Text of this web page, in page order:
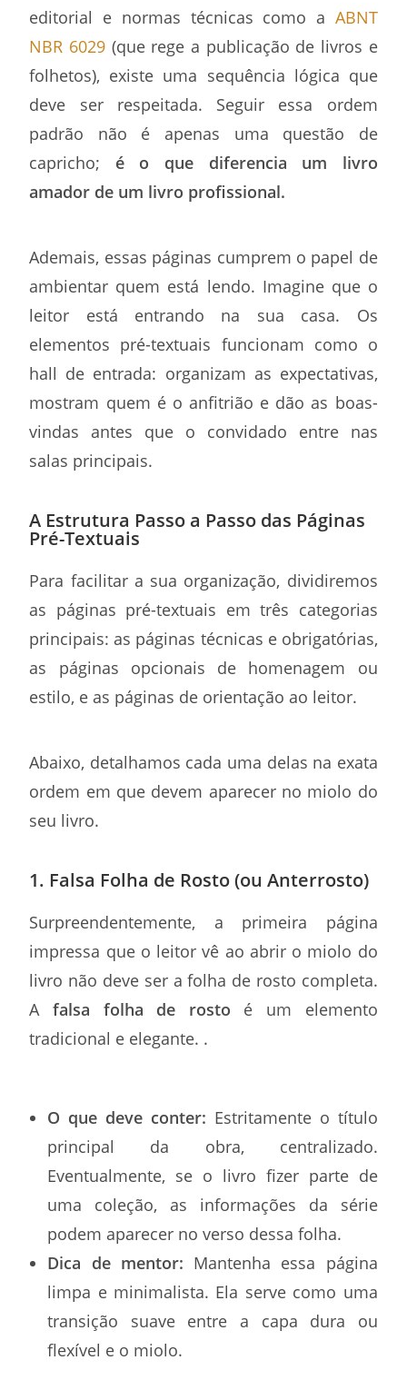
editorial e normas técnicas como a ABNT
NBR 6029 (que rege a publicação de livros e
folhetos), existe uma sequência lógica que
deve ser respeitada. Seguir essa ordem
padrão não é apenas uma questão de
capricho; é o que diferencia um livro
amador de um livro profissional.
Ademais, essas páginas cumprem o papel de
ambientar quem está lendo. Imagine que o
leitor está entrando na sua casa. Os
elementos pré-textuais funcionam como o
hall de entrada: organizam as expectativas,
mostram quem é o anfitrião e dão as boas-
vindas antes que o convidado entre nas
salas principais.
A Estrutura Passo a Passo das Páginas
Pré-Textuais
Para facilitar a sua organização, dividiremos
as páginas pré-textuais em três categorias
principais: as páginas técnicas e obrigatórias,
as páginas opcionais de homenagem ou
estilo, e as páginas de orientação ao leitor.
Abaixo, detalhamos cada uma delas na exata
ordem em que devem aparecer no miolo do
seu livro.
1. Falsa Folha de Rosto (ou Anterrosto)
Surpreendentemente, a primeira página
impressa que o leitor vê ao abrir o miolo do
livro não deve ser a folha de rosto completa.
Afalsa folha de rosto é um elemento
tradicional e elegante. .
O que deve conter: Estritamente o título
principal da obra, centralizado.
Eventualmente, se o livro fizer parte de
uma coleção, as informações da série
podem aparecer no verso dessa folha.
Dica de mentor: Mantenha essa página
limpa e minimalista. Ela serve como uma
transição suave entre a capa dura ou
flexível e o miolo.